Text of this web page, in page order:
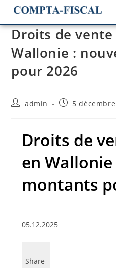
Droits de
Wallonie :
pour 2026
admin 5
Droits de
en
montants
05.12.2025
Share